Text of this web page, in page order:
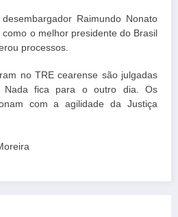
Raimundo Nonato
o melhor presidente do Brasil
processos.
no TRE cearense são julgadas
Nada fica para o outro dia. Os
com a agilidade da Justiça